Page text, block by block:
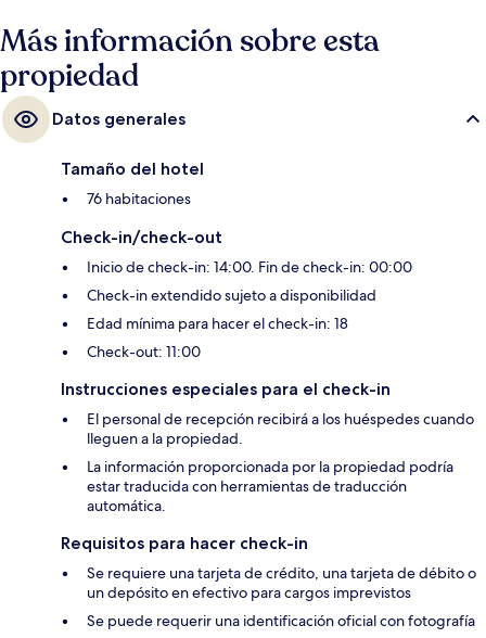
Más información sobre esta
propiedad
Datos generales
Tamaño del hotel
76 habitaciones
Check-in/check-out
Inicio de check-in: 14:00. Fin de check-in: 00:00
Check-in extendido sujeto a disponibilidad
Edad mínima para hacer el check-in: 18
Check-out: 11:00
Instrucciones especiales para el check-in
El personal de recepción recibirá a los huéspedes cuando
lleguen a la propiedad.
La información proporcionada por la propiedad podría
estar traducida con herramientas de traducción
automática.
Requisitos para hacer check-in
Se requiere una tarjeta de crédito, una tarjeta de débito o
un depósito en efectivo para cargos imprevistos
Se puede requerir una identificación oficial con fotografía